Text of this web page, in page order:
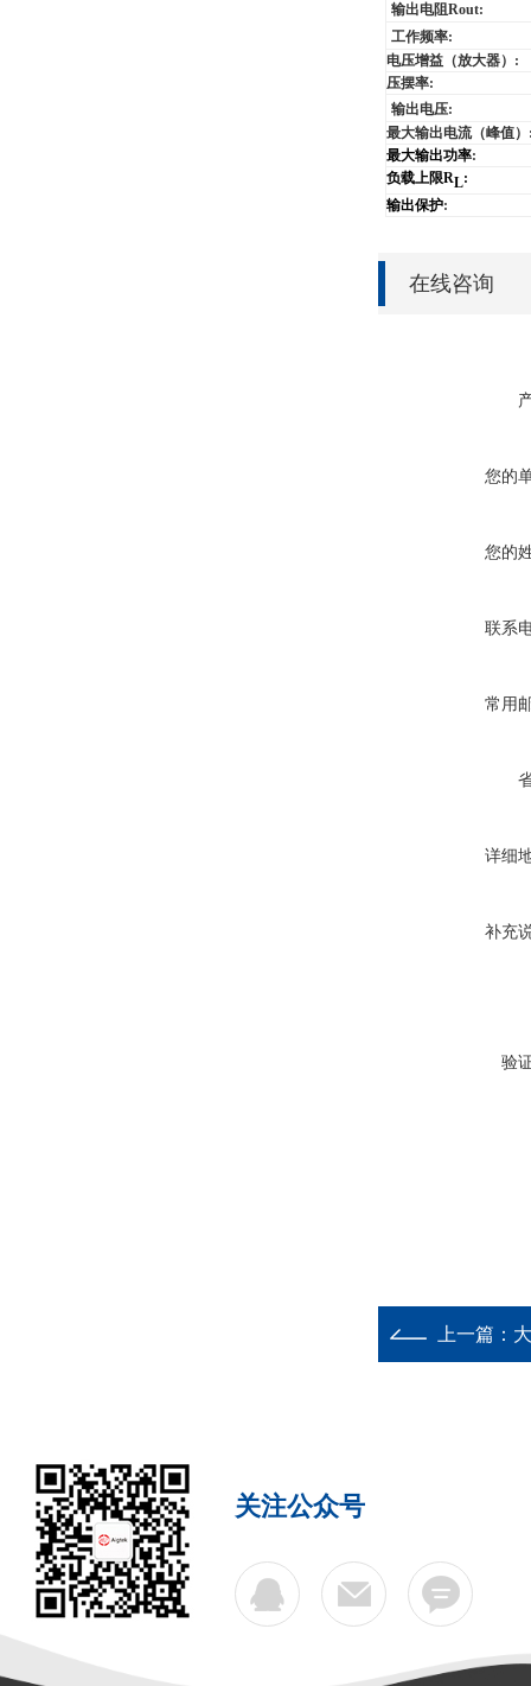
输出电阻Rout:
工作频率:
电压增益（放大器） :
压摆率:
输出电压:
最大输出电流（峰值）
最大输出功率:
负载上限RL:
输出保护:
在线咨询
您的
您的
联系
常用
详细
补充
验
上一篇：
关注公众号